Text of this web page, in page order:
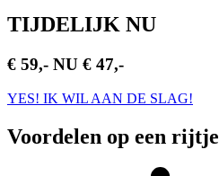
TIJDELIJK NU
€ 59,- NU € 47,-
YES! IK WIL AAN DE SLAG!
Voordelen op een rijtje